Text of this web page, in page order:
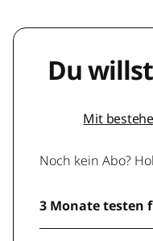
Du
Mit
Noch kein Abo?
3 Monate testen